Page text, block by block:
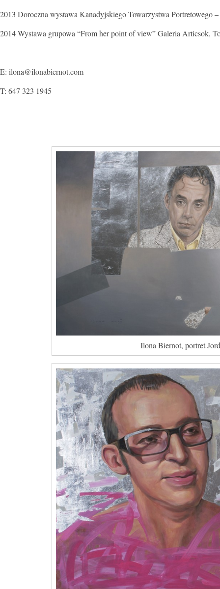
2013 Doroczna wystawa Kanadyjskiego Towarzystwa Portretowego
2014 Wystawa grupowa “From her point of view” Galeria Articsok,
E: ilona@ilonabiernot.com
T: 647 323 1945
Ilona Biernot, portret